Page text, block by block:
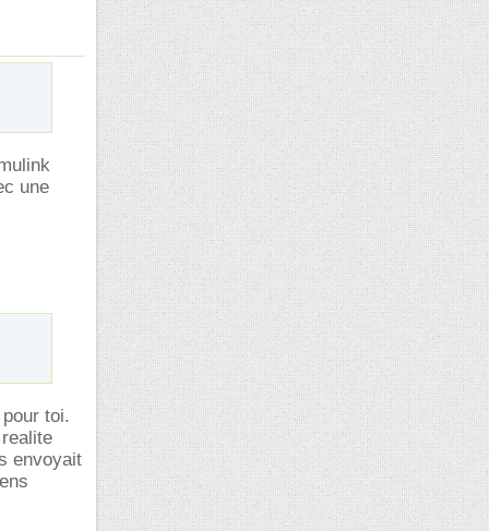
une
toi.
envoyait